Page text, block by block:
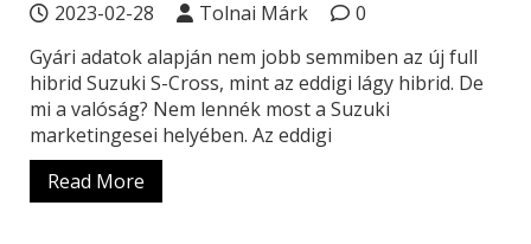
2023-02-28 Tolnai Márk
0
Gyári adatok alapján nem jobb semmiben az új full
hibrid Suzuki S-Cross, mint az eddigi lágy hibrid. De
mi a valóság? Nem lennék most a Suzuki
marketingesei helyében. Az eddigi
Read More